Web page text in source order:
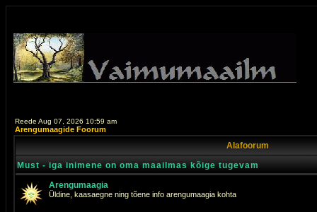
Reede Aug 07, 2026 10:59 am
Arengumaagide Foorum
Alafoorum
Must - iga inimene on oma maailmas kõige tugevam
Arengumaagia
Üldine, kaasaegne ning tõene info arengumaagia kohta